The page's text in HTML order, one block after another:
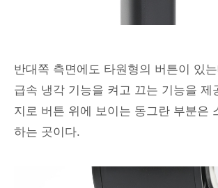
반대쪽 측면에도 타원형의 버튼이 있
급속 냉각 기능을 켜고 끄는 기능을 제
지로 버튼 위에 보이는 동그란 부분은
하는 곳이다.